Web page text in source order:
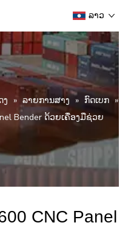
ລາວ
ງ » ລາຍການສາງ » ກົດເບກ »
Bender ດ້ວຍເຄື່ອງມືຊ່ວຍ
CNC Panel